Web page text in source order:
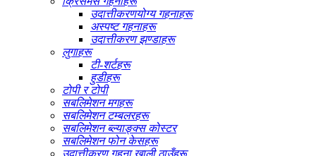
उदात्तीकरणयोग्य गहनाहरू
अस्पष्ट गहनाहरू
उदात्तीकरण झण्डाहरू
लुगाहरू
टी-शर्टहरू
हुडीहरू
टोपी र टोपी
सबलिमेशन मगहरू
सबलिमेशन टम्बलरहरू
सबलिमेशन ब्ल्याङ्क्स कोस्टर
सबलिमेशन फोन केसहरू
उदात्तीकरण गहना खाली ठाउँहरू